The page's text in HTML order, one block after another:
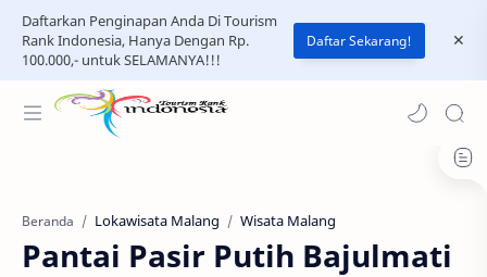
Daftarkan Penginapan Anda Di Tourism
Rank Indonesia, Hanya Dengan Rp.
100.000,- untuk SELAMANYA!!!
Daftar Sekarang!
Beranda Lokawisata Malang Wisata Malang
Pantai Pasir Putih Bajulmati